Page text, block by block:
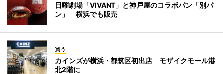
日曜劇場「VIVANT」と神戸屋のコラボパン「別パ
ン」 横浜でも販売
買う
カインズが横浜・都筑区初出店 モザイクモール港
北2階に